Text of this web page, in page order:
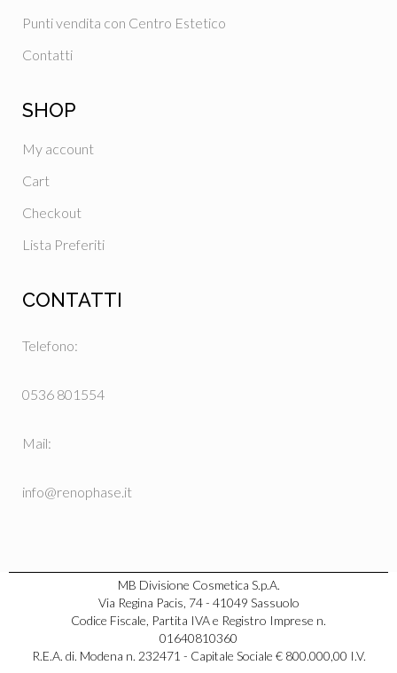
Punti vendita con Centro Estetico
Contatti
SHOP
My account
Cart
Checkout
Lista Preferiti
CONTATTI
Telefono:
0536 801554
Mail:
info@renophase.it
MB Divisione Cosmetica S.p.A.
Via Regina Pacis, 74 - 41049 Sassuolo
Codice Fiscale, Partita IVA e Registro Imprese n.
01640810360
R.E.A. di. Modena n. 232471 - Capitale Sociale € 800.000,00 I.V.